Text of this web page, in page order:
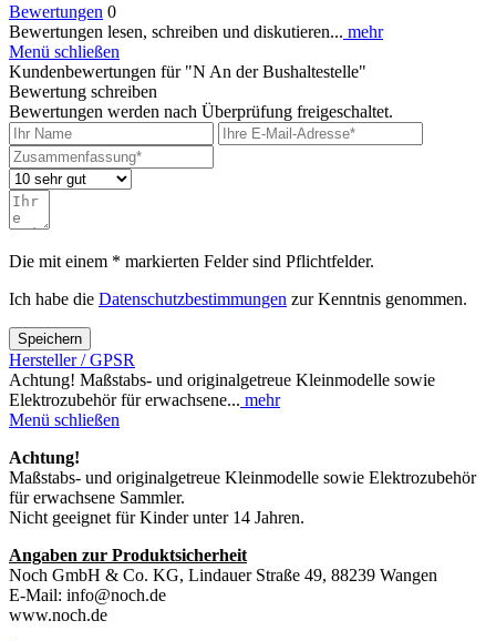
Bewertungen 0
Bewertungen lesen, schreiben und diskutieren... mehr
Menü schließen
Kundenbewertungen für "N An der Bushaltestelle"
Bewertung schreiben
Bewertungen werden nach Überprüfung freigeschaltet.
Die mit einem * markierten Felder sind Pflichtfelder.
Ich habe die Datenschutzbestimmungen zur Kenntnis genommen.
Speichern
Hersteller / GPSR
Achtung! Maßstabs- und originalgetreue Kleinmodelle sowie
Elektrozubehör für erwachsene... mehr
Menü schließen
Achtung!
Maßstabs- und originalgetreue Kleinmodelle sowie Elektrozubehör
für erwachsene Sammler.
Nicht geeignet für Kinder unter 14 Jahren.
Angaben zur Produktsicherheit
Noch GmbH & Co. KG, Lindauer Straße 49, 88239 Wangen
E-Mail: info@noch.de
www.noch.de